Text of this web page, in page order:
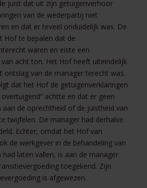
juist dat uit zijn getuigenverhoor
van de wederpartij niet
en dat er teveel onduidelijk was. De
Hof te bepalen dat de
waren en eiste een
acht ton. Het Hof heeft uiteindelijk
ontslag van de manager terecht was.
dat het Hof de getuigenverklaringen
achtte en dat er geen
aan de oprechtheid of de juistheid van
twijfelen. De manager had derhalve
Echter, omdat het Hof van
de werkgever in de behandeling van
had laten vallen, is aan de manager
toegekend. Zijn
is afgewezen.